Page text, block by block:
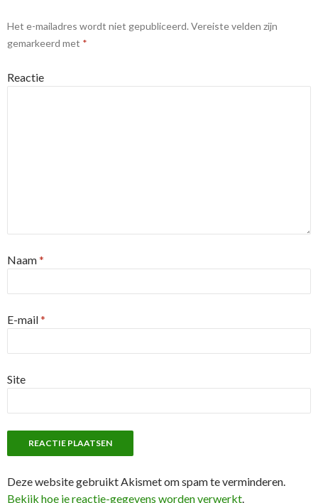
Het e-mailadres wordt niet gepubliceerd. Vereiste velden zijn
gemarkeerd met *
Reactie
Naam*
E-mail*
Site
Deze website gebruikt Akismet om spam te verminderen.
Bekijk hoe je reactie-gegevens worden verwerkt.